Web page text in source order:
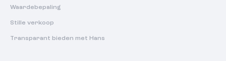
Waardebepaling
Stille verkoop
Transparant bieden met Hans